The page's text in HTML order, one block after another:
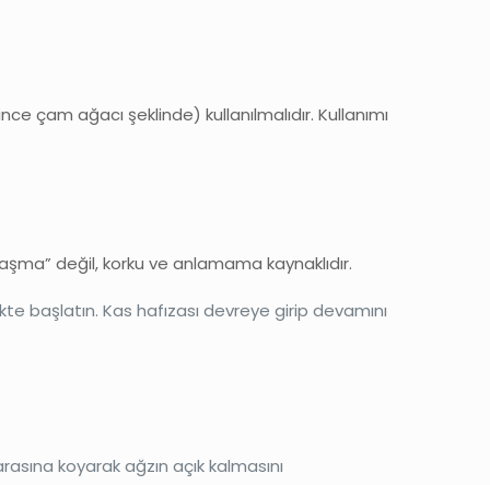
çam ağacı şeklinde) kullanılmalıdır. Kullanımı
değil, korku ve anlamama kaynaklıdır.
başlatın. Kas hafızası devreye girip devamını
koyarak ağzın açık kalmasını